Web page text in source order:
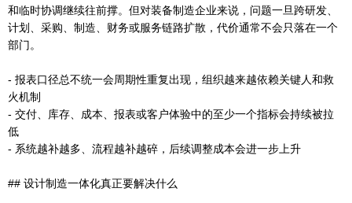
和临时协调继续往前撑。但对装备制造企业来说，问题一旦跨研发、
计划、采购、制造、财务或服务链路扩散，代价通常不会只落在一个
部门。
- 报表口径总不统一会周期性重复出现，组织越来越依赖关键人和救
火机制
- 交付、库存、成本、报表或客户体验中的至少一个指标会持续被拉
低
- 系统越补越多、流程越补越碎，后续调整成本会进一步上升
## 设计制造一体化真正要解决什么